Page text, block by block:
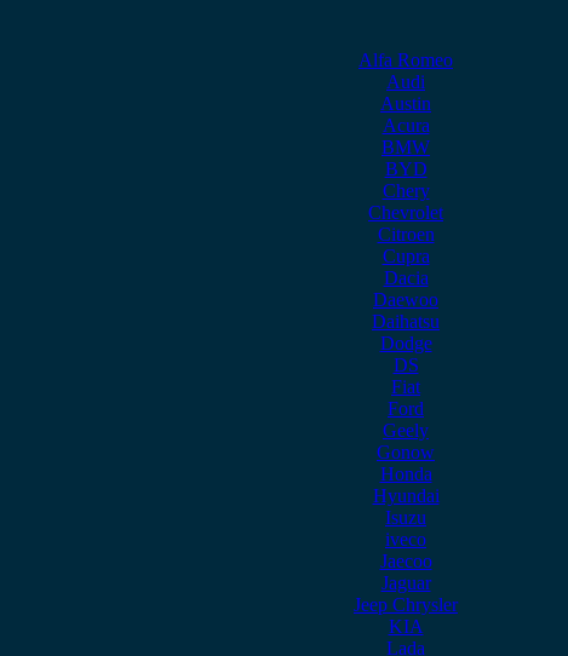
Alfa Romeo
Audi
Austin
Acura
BMW
BYD
Chery
Chevrolet
Citroen
Cupra
Dacia
Daewoo
Daihatsu
Dodge
DS
Fiat
Ford
Geely
Gonow
Honda
Hyundai
Isuzu
iveco
Jaecoo
Jaguar
Jeep Chrysler
KIA
Lada